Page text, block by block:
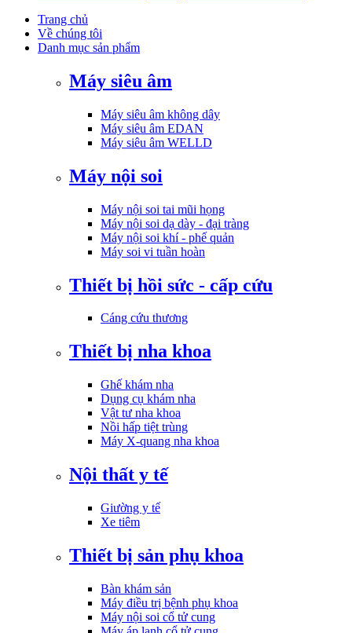
Trang chủ
Về chúng tôi
Danh mục sản phẩm
Máy siêu âm
Máy siêu âm không dây
Máy siêu âm EDAN
Máy siêu âm WELLD
Máy nội soi
Máy nội soi tai mũi họng
Máy nội soi dạ dày - đại tràng
Máy nội soi khí - phế quản
Máy soi vi tuần hoàn
Thiết bị hồi sức - cấp cứu
Cáng cứu thương
Thiết bị nha khoa
Ghế khám nha
Dụng cụ khám nha
Vật tư nha khoa
Nồi hấp tiệt trùng
Máy X-quang nha khoa
Nội thất y tế
Giường y tế
Xe tiêm
Thiết bị sản phụ khoa
Bàn khám sản
Máy điều trị bệnh phụ khoa
Máy nội soi cổ tử cung